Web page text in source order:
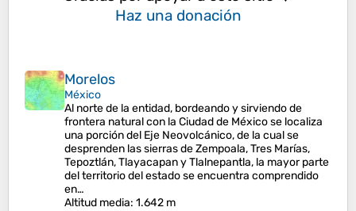
Haz una donación
Morelos
México
Al norte de la entidad, bordeando y sirviendo de
frontera natural con la Ciudad de México se localiza
una porción del Eje Neovolcánico, de la cual se
desprenden las sierras de Zempoala, Tres Marías,
Tepoztlán, Tlayacapan y Tlalnepantla, la mayor parte
del territorio del estado se encuentra comprendido
en…
Altitud media: 1.642 m